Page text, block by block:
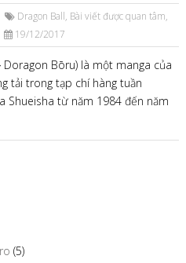
Dragon Ball, Bài viết được quan tâm,
19/12/2017
Doragon Bōru) là một manga của
tải trong tạp chí hàng tuần
Shueisha từ năm 1984 đến năm
(5)